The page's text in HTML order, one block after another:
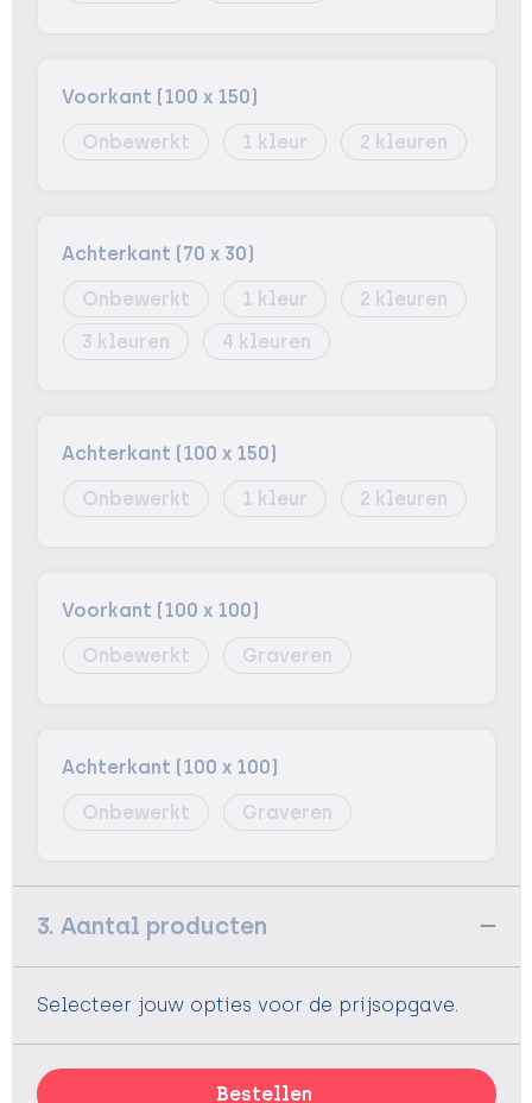
Voorkant (100 x 150)
Onbewerkt
1 2
Achterkant (70 x 30)
Onbewerkt
1
2
3
4
Achterkant (100 x 150)
Onbewerkt
1 2
Voorkant (100 x 100)
Onbewerkt
Graveren
Achterkant (100 x 100)
Onbewerkt
Graveren
3. Aantal producten
Selecteer jouw opties voor de prijsopgave.
Bestellen